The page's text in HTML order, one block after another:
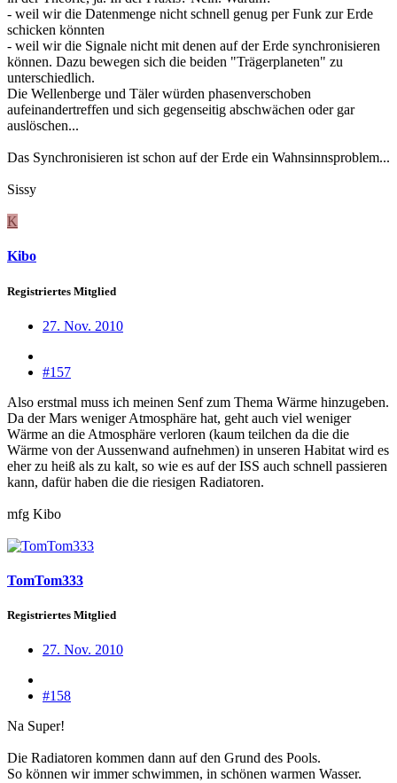
- weil wir die Datenmenge nicht schnell genug per Funk zur Erde
schicken könnten
- weil wir die Signale nicht mit denen auf der Erde synchronisieren
können. Dazu bewegen sich die beiden "Trägerplaneten" zu
unterschiedlich.
Die Wellenberge und Täler würden phasenverschoben
aufeinandertreffen und sich gegenseitig abschwächen oder gar
auslöschen...
Das Synchronisieren ist schon auf der Erde ein Wahnsinnsproblem...
Sissy
K
Kibo
Registriertes Mitglied
27. Nov. 2010
#157
Also erstmal muss ich meinen Senf zum Thema Wärme hinzugeben.
Da der Mars weniger Atmosphäre hat, geht auch viel weniger
Wärme an die Atmosphäre verloren (kaum teilchen da die die
Wärme von der Aussenwand aufnehmen) in unseren Habitat wird es
eher zu heiß als zu kalt, so wie es auf der ISS auch schnell passieren
kann, dafür haben die die riesigen Radiatoren.
mfg Kibo
TomTom333
Registriertes Mitglied
27. Nov. 2010
#158
Na Super!
Die Radiatoren kommen dann auf den Grund des Pools.
So können wir immer schwimmen, in schönen warmen Wasser.